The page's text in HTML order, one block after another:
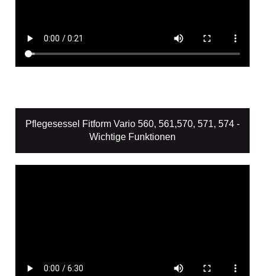
Pflegesessel Fitform Vario 560, 561,570, 571, 574 -
Wichtige Funktionen